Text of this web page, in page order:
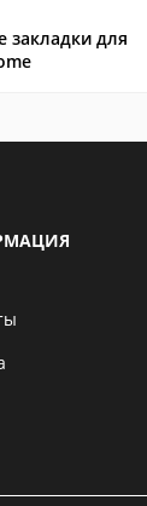
закладки для